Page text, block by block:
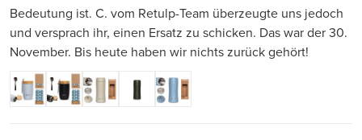
Bedeutung ist. C. vom Retulp-Team überzeugte uns jedoch
und versprach ihr, einen Ersatz zu schicken. Das war der 30.
November. Bis heute haben wir nichts zurück gehört!